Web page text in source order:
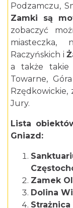
Podzamczu,
Zamki są
zobaczyć
miasteczka,
Raczyńskich i
a także takie
Towarne,
Jury.
Lista
Gniazd:
Zamek
Dolina